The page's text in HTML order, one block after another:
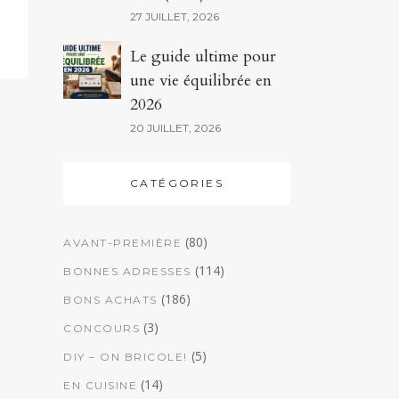
27 JUILLET, 2026
Le guide ultime pour
une vie équilibrée en
2026
20 JUILLET, 2026
CATÉGORIES
AVANT-PREMIÈRE (80)
BONNES ADRESSES (114)
BONS ACHATS (186)
CONCOURS (3)
DIY – ON BRICOLE! (5)
EN CUISINE (14)